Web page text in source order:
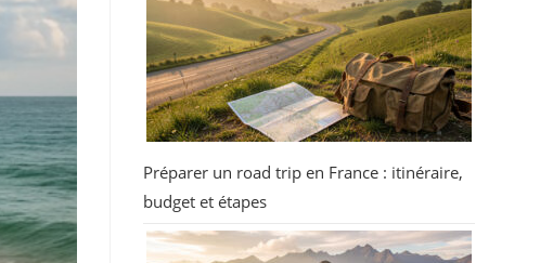
Préparer un road trip en France : itinéraire,
budget et étapes